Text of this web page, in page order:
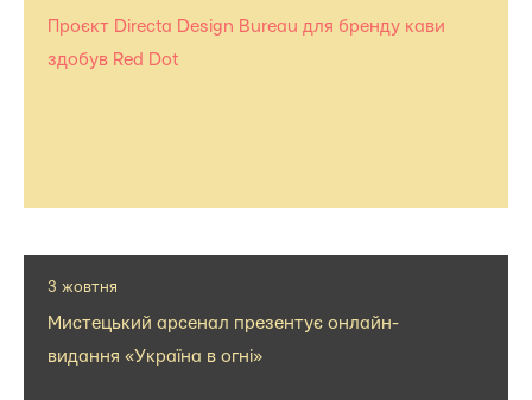
Проєкт Directa Design Bureau для бренду кави
здобув Red Dot
3 жовтня
Мистецький арсенал презентує онлайн-
видання «Україна в огні»